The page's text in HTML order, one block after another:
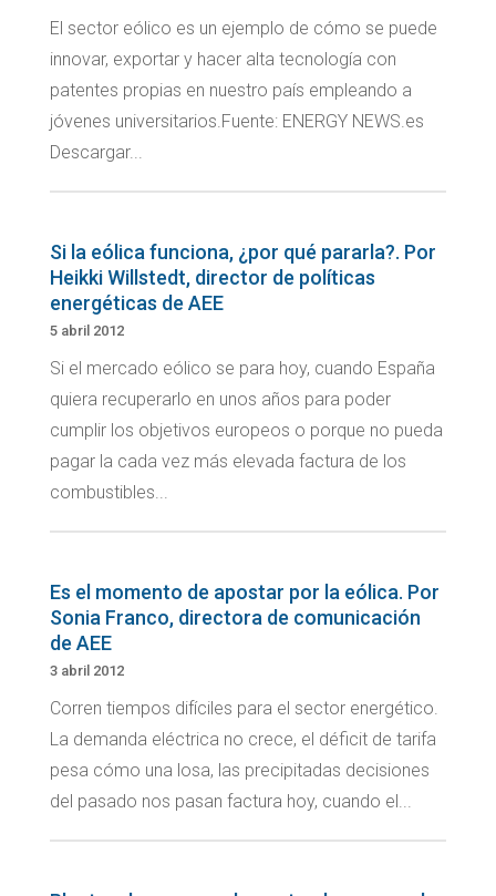
El sector eólico es un ejemplo de cómo se puede
innovar, exportar y hacer alta tecnología con
patentes propias en nuestro país empleando a
jóvenes universitarios.Fuente: ENERGY NEWS.es
Descargar...
Si la eólica funciona, ¿por qué pararla?. Por
Heikki Willstedt, director de políticas
energéticas de AEE
5 abril 2012
Si el mercado eólico se para hoy, cuando España
quiera recuperarlo en unos años para poder
cumplir los objetivos europeos o porque no pueda
pagar la cada vez más elevada factura de los
combustibles...
Es el momento de apostar por la eólica. Por
Sonia Franco, directora de comunicación
de AEE
3 abril 2012
Corren tiempos difíciles para el sector energético.
La demanda eléctrica no crece, el déficit de tarifa
pesa cómo una losa, las precipitadas decisiones
del pasado nos pasan factura hoy, cuando el...